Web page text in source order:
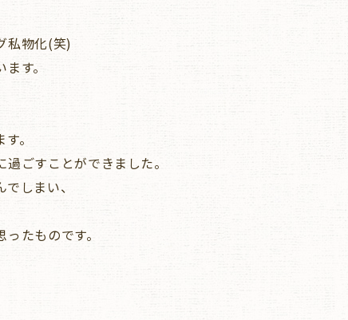
私物化(笑)
す。
。
ごすことができました。
しまい、
たものです。